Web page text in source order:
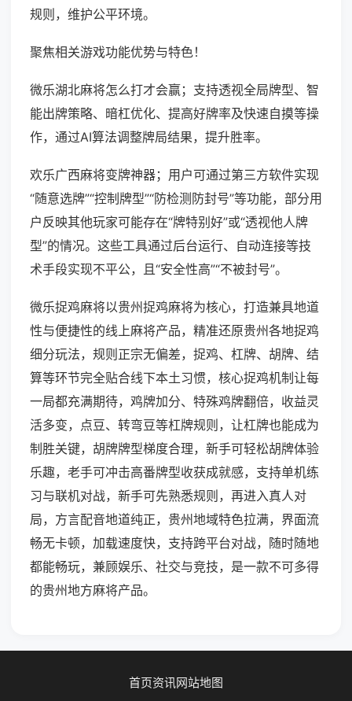
规则，维护公平环境。
聚焦相关游戏功能优势与特色！
微乐湖北麻将怎么打才会赢；支持透视全局牌型、智
能出牌策略、暗杠优化、提高好牌率及快速自摸等操
作，通过AI算法调整牌局结果，提升胜率。
欢乐广西麻将变牌神器；用户可通过第三方软件实现
“随意选牌”“控制牌型”“防检测防封号”等功能，部分用
户反映其他玩家可能存在“牌特别好”或“透视他人牌
型”的情况。这些工具通过后台运行、自动连接等技
术手段实现不平公，且“安全性高”“不被封号”。
微乐捉鸡麻将以贵州捉鸡麻将为核心，打造兼具地道
性与便捷性的线上麻将产品，精准还原贵州各地捉鸡
细分玩法，规则正宗无偏差，捉鸡、杠牌、胡牌、结
算等环节完全贴合线下本土习惯，核心捉鸡机制让每
一局都充满期待，鸡牌加分、特殊鸡牌翻倍，收益灵
活多变，点豆、转弯豆等杠牌规则，让杠牌也能成为
制胜关键，胡牌牌型梯度合理，新手可轻松胡牌体验
乐趣，老手可冲击高番牌型收获成就感，支持单机练
习与联机对战，新手可先熟悉规则，再进入真人对
局，方言配音地道纯正，贵州地域特色拉满，界面流
畅无卡顿，加载速度快，支持跨平台对战，随时随地
都能畅玩，兼顾娱乐、社交与竞技，是一款不可多得
的贵州地方麻将产品。
首页资讯网站地图